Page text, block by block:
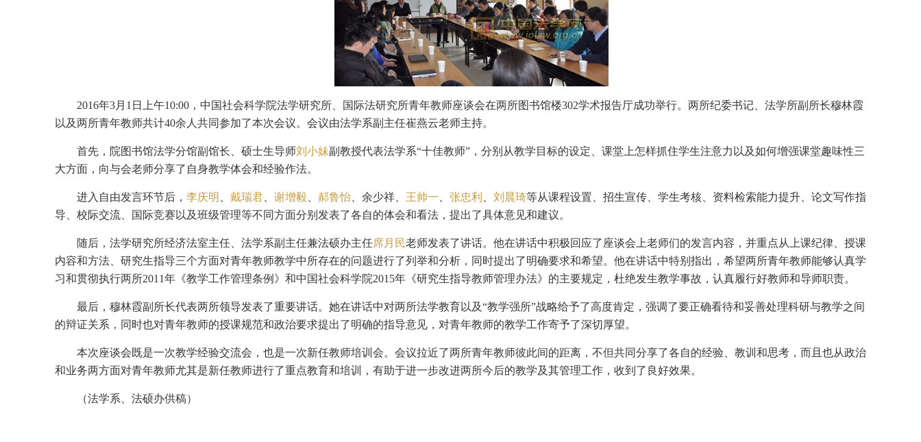
2016年3月1日上午10:00，中国社会科学院法学研究所、国际法研究所青年教师座谈会在两所图书馆楼302学术报告厅成功举行。两所纪委书记、法学所副所长穆林霞
以及两所青年教师共计40余人共同参加了本次会议。会议由法学系副主任崔燕云老师主持。
首先，院图书馆法学分馆副馆长、硕士生导师刘小妹副教授代表法学系“十佳教师”，分别从教学目标的设定、课堂上怎样抓住学生注意力以及如何增强课堂趣味性三
大方面，向与会老师分享了自身教学体会和经验作法。
进入自由发言环节后， 李庆明 戴瑞君 谢增毅 郝鲁怡 、余少祥、 王帅一 张忠利 刘晨琦等从课程设置、招生宣传、学生考核、资料检索能力提升、论文写作指
导、校际交流、国际竞赛以及班级管理等不同方面分别发表了各自的体会和看法，提出了具体意见和建议。
随后，法学研究所经济法室主任、法学系副主任兼法硕办主任席月民老师发表了讲话。他在讲话中积极回应了座谈会上老师们的发言内容，并重点从上课纪律、授课
内容和方法、研究生指导三个方面对青年教师教学中所存在的问题进行了列举和分析，同时提出了明确要求和希望。他在讲话中特别指出，希望两所青年教师能够认真学
习和贯彻执行两所2011年《教学工作管理条例》和中国社会科学院2015年《研究生指导教师管理办法》的主要规定，杜绝发生教学事故，认真履行好教师和导师职责。
最后，穆林霞副所长代表两所领导发表了重要讲话。她在讲话中对两所法学教育以及“教学强所”战略给予了高度肯定，强调了要正确看待和妥善处理科研与教学之间
的辩证关系，同时也对青年教师的授课规范和政治要求提出了明确的指导意见，对青年教师的教学工作寄予了深切厚望。
本次座谈会既是一次教学经验交流会，也是一次新任教师培训会。会议拉近了两所青年教师彼此间的距离，不但共同分享了各自的经验、教训和思考，而且也从政治
和业务两方面对青年教师尤其是新任教师进行了重点教育和培训，有助于进一步改进两所今后的教学及其管理工作，收到了良好效果。
（法学系、法硕办供稿）